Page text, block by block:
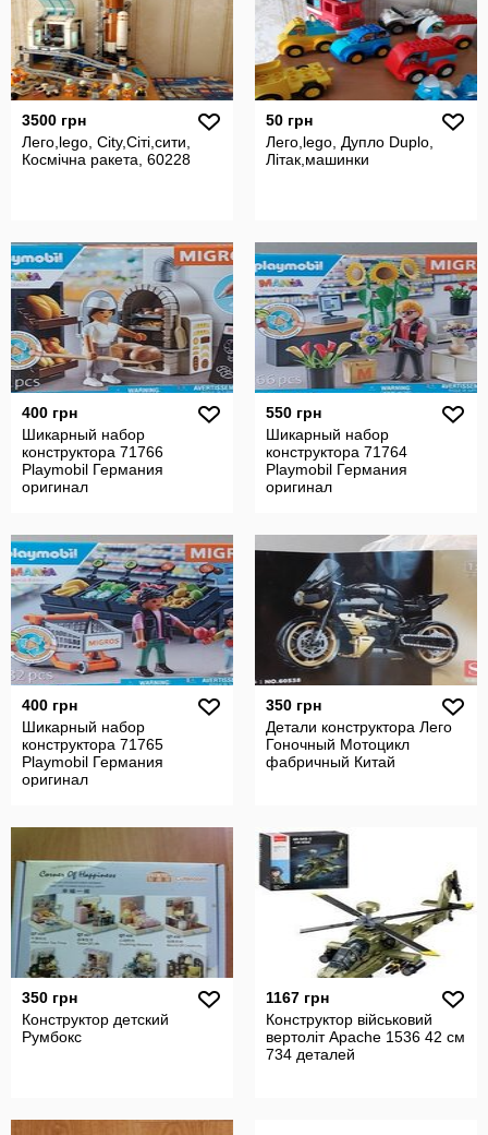
3500 грн
Лего,lego, City,Сіті,сити,
Космічна ракета, 60228
50 грн
Лего,lego, Дупло Duplo,
Літак,машинки
400 грн
Шикарный набор
конструктора 71766
Playmobil Германия
оригинал
550 грн
Шикарный набор
конструктора 71764
Playmobil Германия
оригинал
400 грн
Шикарный набор
конструктора 71765
Playmobil Германия
оригинал
350 грн
Детали конструктора Лего
Гоночный Мотоцикл
фабричный Китай
350 грн
Конструктор детский
Румбокс
1167 грн
Конструктор військовий
вертоліт Apache 1536 42 см
734 деталей